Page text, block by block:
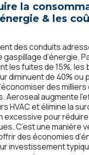
la
& les
des conduits
d’énergie.
les fuites de 15%, les
diminuent de 40% ou
des milliers
Aeroseal augmente
HVAC et élimine la
excessive pour
C’est une manière
des économies
investissement